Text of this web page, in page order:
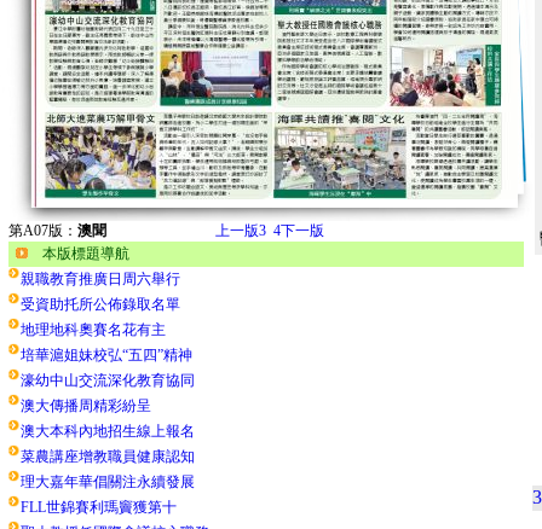
第A07版： 澳聞 上一版3 4下一版
本版標題導航
親職教育推廣日周六舉行
受資助托所公佈錄取名單
地理地科奧賽名花有主
培華滬姐妹校弘“五四”精神
濠幼中山交流深化教育協同
澳大傳播周精彩紛呈
澳大本科內地招生線上報名
菜農講座增教職員健康認知
理大嘉年華倡關注永續發展
FLL世錦賽利瑪竇獲第十
3